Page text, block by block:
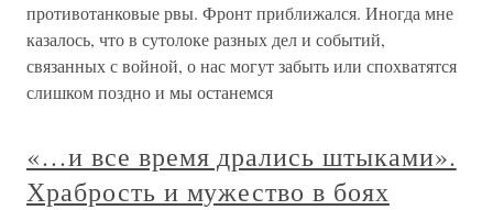
противотанковые рвы. Фронт приближался. Иногда мне
казалось, что в сутолоке разных дел и событий,
связанных с войной, о нас могут забыть или спохватятся
слишком поздно и мы останемся
«…и все время дрались штыками».
Храбрость и мужество в боях